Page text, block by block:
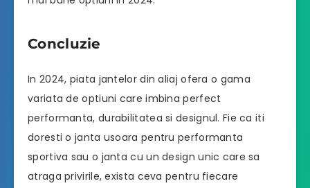
Concluzie
In 2024, piata jantelor din aliaj ofera o gama
variata de optiuni care imbina perfect
performanta, durabilitatea si designul. Fie ca iti
doresti o janta usoara pentru performanta
sportiva sau o janta cu un design unic care sa
atraga privirile, exista ceva pentru fiecare